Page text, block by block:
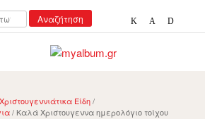
Αναζήτηση
Είδη/
/ Καλά Χριστουγεννα ημερολόγιο τοίχου